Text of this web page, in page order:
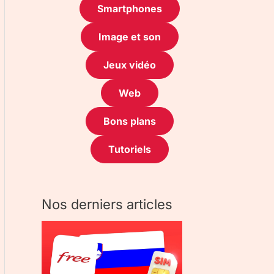
Smartphones
Image et son
Jeux vidéo
Web
Bons plans
Tutoriels
Nos derniers articles